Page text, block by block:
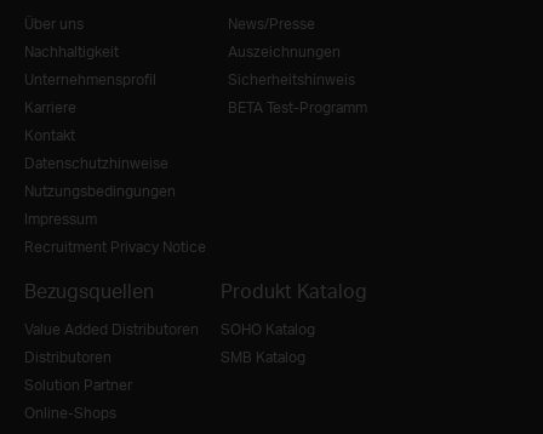
Über uns
Nachhaltigkeit
Unternehmensprofil
Karriere
Kontakt
Datenschutzhinweise
Nutzungsbedingungen
Impressum
Recruitment Privacy Notice
News/Presse
Auszeichnungen
Sicherheitshinweis
BETA Test-Programm
Bezugsquellen
Value Added Distributoren
Distributoren
Solution Partner
Online-Shops
Produkt Katalog
SOHO Katalog
SMB Katalog